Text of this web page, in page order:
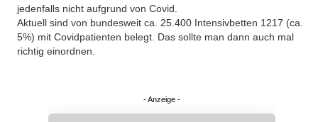
jedenfalls nicht aufgrund von Covid.
Aktuell sind von bundesweit ca. 25.400 Intensivbetten 1217 (ca.
5%) mit Covidpatienten belegt. Das sollte man dann auch mal
richtig einordnen.